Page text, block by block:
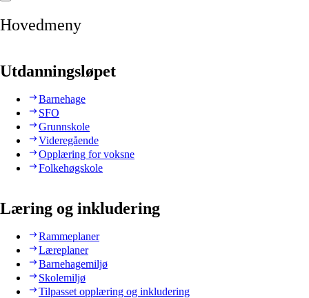
Hovedmeny
Utdanningsløpet
Barnehage
SFO
Grunnskole
Videregående
Opplæring for voksne
Folkehøgskole
Læring og inkludering
Rammeplaner
Læreplaner
Barnehagemiljø
Skolemiljø
Tilpasset opplæring og inkludering